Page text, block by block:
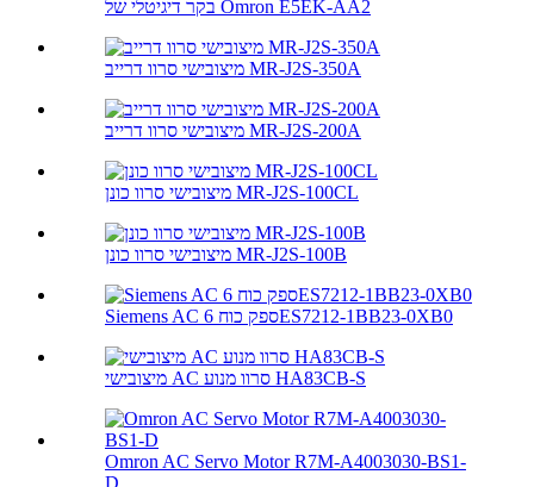
בקר דיגיטלי של Omron E5EK-AA2
מיצובישי סרוו דרייב MR-J2S-350A
מיצובישי סרוו דרייב MR-J2S-200A
מיצובישי סרוו כונן MR-J2S-100CL
מיצובישי סרוו כונן MR-J2S-100B
Siemens AC ספק כוח 6ES7212-1BB23-0XB0
מיצובישי AC סרוו מנוע HA83CB-S
Omron AC Servo Motor R7M-A4003030-BS1-